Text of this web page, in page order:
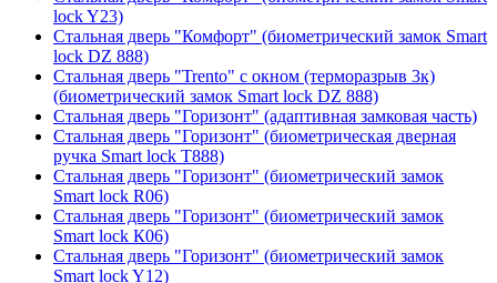
lock Y23)
Стальная дверь "Комфорт" (биометрический замок Smart
lock DZ 888)
Стальная дверь "Trento" с окном (терморазрыв 3к)
(биометрический замок Smart lock DZ 888)
Стальная дверь "Горизонт" (адаптивная замковая часть)
Стальная дверь "Горизонт" (биометрическая дверная
ручка Smart lock T888)
Стальная дверь "Горизонт" (биометрический замок
Smart lock R06)
Стальная дверь "Горизонт" (биометрический замок
Smart lock К06)
Стальная дверь "Горизонт" (биометрический замок
Smart lock Y12)